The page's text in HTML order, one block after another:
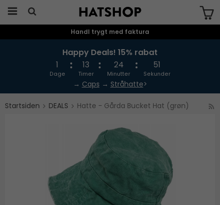
Produktet er blevet tilføjet til din
Handl trygt med faktura
Happy Deals! 15% rabat
1
Dage
13
Timer
24
Minutter
51
Sekunder
→ Caps → Stråhatte>
Startsiden DEALS Hatte - Gårda Bucket Hat (grøn)